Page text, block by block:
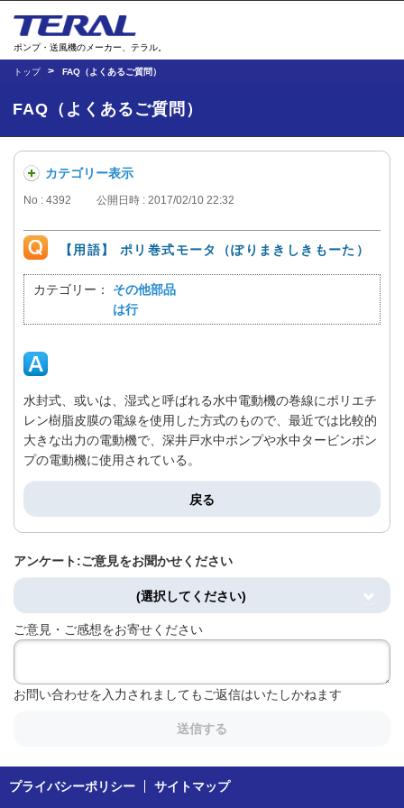
ポンプ・送風機のメーカー、テラル。
トップ FAQ（よくあるご質問）
FAQ（よくあるご質問）
カテゴリー表示
No : 4392 公開日時 : 2017/02/10 22:32
【用語】 ポリ巻式モータ（ぽりまきしきもーた）
カテゴリー：
その他部品
は行
水封式、或いは、湿式と呼ばれる水中電動機の巻線にポリエチ
レン樹脂皮膜の電線を使用した方式のもので、最近では比較的
大きな出力の電動機で、深井戸水中ポンプや水中タービンポン
プの電動機に使用されている。
戻る
アンケート:ご意見をお聞かせください
(選択してください)
ご意見・ご感想をお寄せください
お問い合わせを入力されましてもご返信はいたしかねます
送信する
プライバシーポリシー サイトマップ